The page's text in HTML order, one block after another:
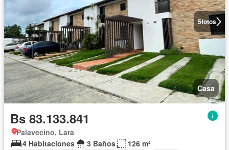
5fotos
Casa
Bs 83.133.841
Palavecino, Lara
4 Habitaciones
3 Baños
126 m²